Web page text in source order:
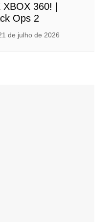
360! |
Ops 2
de julho de 2026